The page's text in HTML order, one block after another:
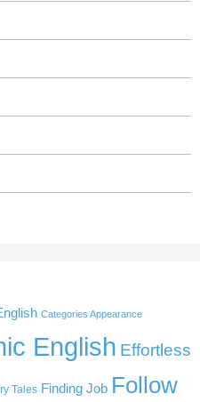
Categories Appearance
English Effortless
Tales Finding Job Follow